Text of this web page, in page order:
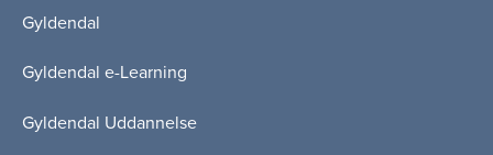
Gyldendal
Gyldendal e-Learning
Gyldendal Uddannelse